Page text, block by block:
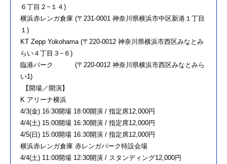
６丁目２−１４)
横浜赤レンガ倉庫 (〒231-0001 神奈川県横浜市中区新港１丁目
１)
KT Zepp Yokohama (〒220-0012 神奈川県横浜市西区みなとみ
らい４丁目３−６)
臨港パーク (〒220-0012 神奈川県横浜市西区みなとみら
い1)
【開場／開演】
K アリーナ横浜
4/3(金) 16:30開場 18:00開演 / 指定席12,000円
4/4(土) 15:00開場 16:30開演 / 指定席12,000円
4/5(日) 15:00開場 16:30開演 / 指定席12,000円
横浜赤レンガ倉庫 赤レンガパーク特設会場
4/4(土) 11:00開場 12:30開演 / スタンディング12,000円